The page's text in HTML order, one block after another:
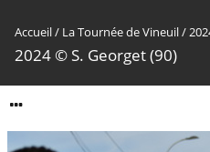
Accueil/ La Tournée de Vineuil/
2024 © S. Georget (90)